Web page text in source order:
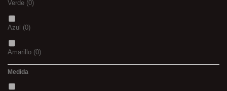
Verde (0)
Azul (0)
Amarillo (0)
Medida